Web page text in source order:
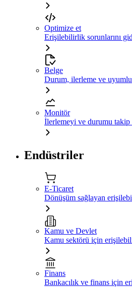
Optimize et
Erişilebilirlik sorunlarını
Belge
Durum, ilerleme ve
Monitör
İlerlemeyi ve durumu takip
Endüstriler
E-Ticaret
Dönüşüm sağlayan
Kamu ve Devlet
Kamu sektörü için
Finans
Bankacılık ve finans için